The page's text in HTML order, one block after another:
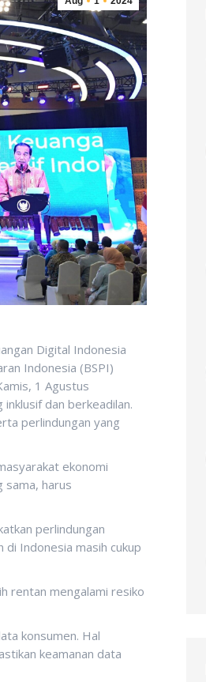
Digital Indonesia
Indonesia (BSPI)
1 Agustus
dan berkeadilan.
perlindungan yang
ekonomi
sama, harus
perlindungan
Indonesia masih cukup
rentan mengalami resiko
konsumen. Hal
keamanan data